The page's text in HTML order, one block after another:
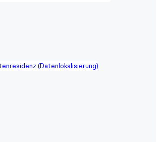
(Datenlokalisierung)